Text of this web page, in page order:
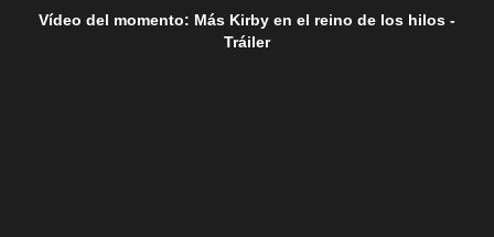
Vídeo del momento: Más Kirby en el reino de los hilos -
Tráiler